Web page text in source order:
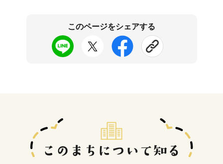
このページをシェアする